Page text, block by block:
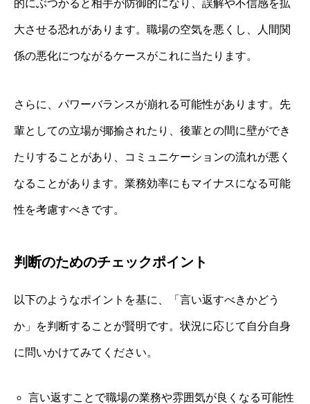
的にぶつかると相手が防御的になり、誤解や不信感を拡
大させる恐れがあります。職場の空気を悪くし、人間関
係の悪化につながるケースがこれに当たります。
さらに、パワーバランスが崩れる可能性があります。先
輩としての立場が揶揄されたり、後輩との間に壁ができ
たりすることがあり、コミュニケーションの流れが悪く
なることがあります。業務効率にもマイナスになる可能
性を考慮すべきです。
判断のためのチェックポイント
以下のようなポイントを基に、「言い返すべきかどう
か」を判断することが賢明です。状況に応じて自分自身
に問いかけてみてください。
言い返すことで職場の業務や雰囲気が良くなる可能性